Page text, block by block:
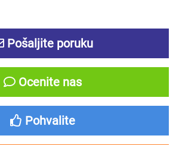
Pošaljite poruku
Ocenite nas
Pohvalite